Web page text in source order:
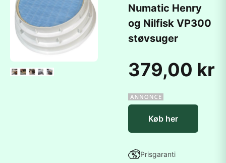
Numatic Henry
og Nilfisk VP300
støvsuger
379,00 kr
Køb her
Prisgaranti